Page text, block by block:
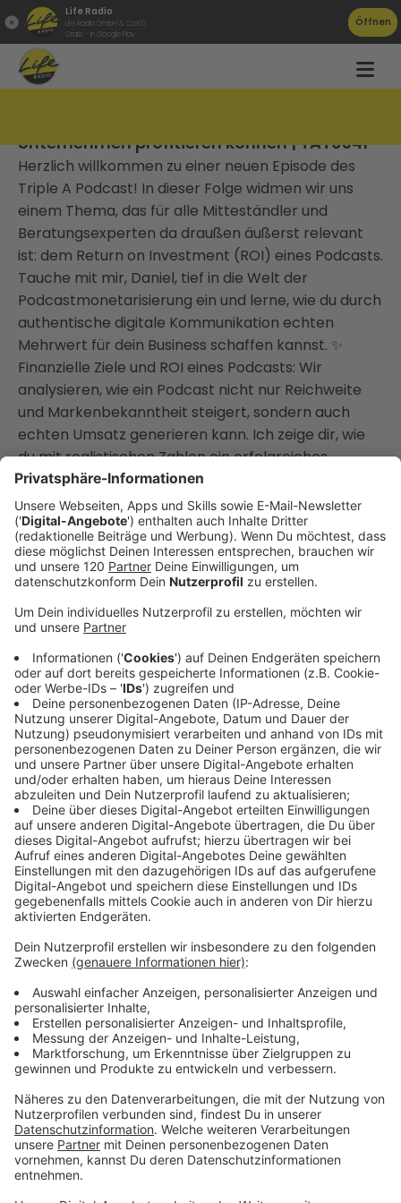
Life Radio
Life Radio GmbH & Co.KG
Gratis - in Google Play
Öffnen
Unternehmen profitieren können | TAT0341
Herzlich willkommen zu einer neuen Episode des
Triple A Podcast! In dieser Folge widmen wir uns
einem Thema, das für alle Mitteständler und
Beratungsexperten da draußen äußerst relevant
ist: dem Return on Investment (ROI) eines Podcasts.
Tauche mit mir, Daniel, tief in die Welt der
Podcastmonetarisierung ein und lerne, wie du durch
authentische digitale Kommunikation echten
Mehrwert für dein Business schaffen kannst. ✨
Finanzielle Ziele und ROI eines Podcasts: Wir
analysieren, wie ein Podcast nicht nur Reichweite
und Markenbekanntheit steigert, sondern auch
echten Umsatz generieren kann. Ich zeige dir, wie
du mit realistischen Zahlen ein erfolgreiches
Konzept entwickelst. 💼 Podcast als Marketing-
Instrument und Kostenfaktor: Erfahre, warum ein
Podcast im Vergleich zu traditionellen
Marketingkanälen wie TV und Radio
kosteneffizienter und zugleich effektiver sein kann.
Ich teile Insights darüber, wie du mit geringeren
Produktionskosten langfristig profitierst. 🎙️
Kundenbindung und Mitarbeitergewinnung durch
Podcasts: Entdecke, wie du bestehende Kunden an
dich bindest und Neukunden gewinnst. Wir
diskutieren auch, wie ein gut produzierter Podcast
deine Recruiting-Kosten senken und dein
Employer-Branding stärken kann.
________________________________
Du möchtest einen Überblick über den Einstieg ins
Business Podcasting. Hol dir meinen 37-seitigen
Podcast Guide. Jetzt herunterladen: 🎤
https://theangryteddy.com/podcastguide MEINE
PODCAST AUSRÜSTUNG Vom Smartphone-
Podcasting bis zum Studio-Setup:
https://theangryteddy.com/podcastausruestung/
________________________________
DU SPIELST MIT DEM GEDANKEN EINEN BUSINESS
PODCAST ZU STARTEN? Ich podcaste seit 2006 und
führe seit 2010 den ältesten Social Media Marketing
Podcast in Österreich und berate seit Jahren
Unternehmen beim Aufbau derer Podcasts. Ich
Leib erlebt. Das kann dir eine Abkürzung sein. Lass
uns einfach unverbindlich reden:
https://theangryteddy.com/kontakt WOLLEN WIR
UNS VERNETZEN? Ich freue mich über deine
Anfrage: 🐼 http://linkedin.theangryteddy.com 🐼